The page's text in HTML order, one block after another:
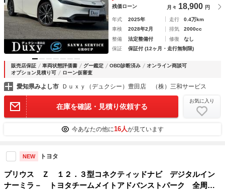
残価ローン 月々 18,900 円
年式 2025年 走行
0.4万km
車検
2028年2月 排気
2000cc
整備
法定整備付 修復
なし
保証
保証付 (12ヶ月・走行無制限)
販売店保証 車両状態評価書 グー鑑定 OBD診断済み
オンライン商談可
オプション見積り可
ローン仮審査
愛知県みよし市 Ｄｕｘｙ（デュクシー）豊田店 （株）三和サービス
在庫を確認・見積り依頼する
お気に入り
今あなたの他に16人が見ています
NEW トヨタ
プリウス Ｚ １２．３型コネクティッドナビ デジタルイン
ナーミラ－ トヨタチームメイトアドバンストパーク 全周囲